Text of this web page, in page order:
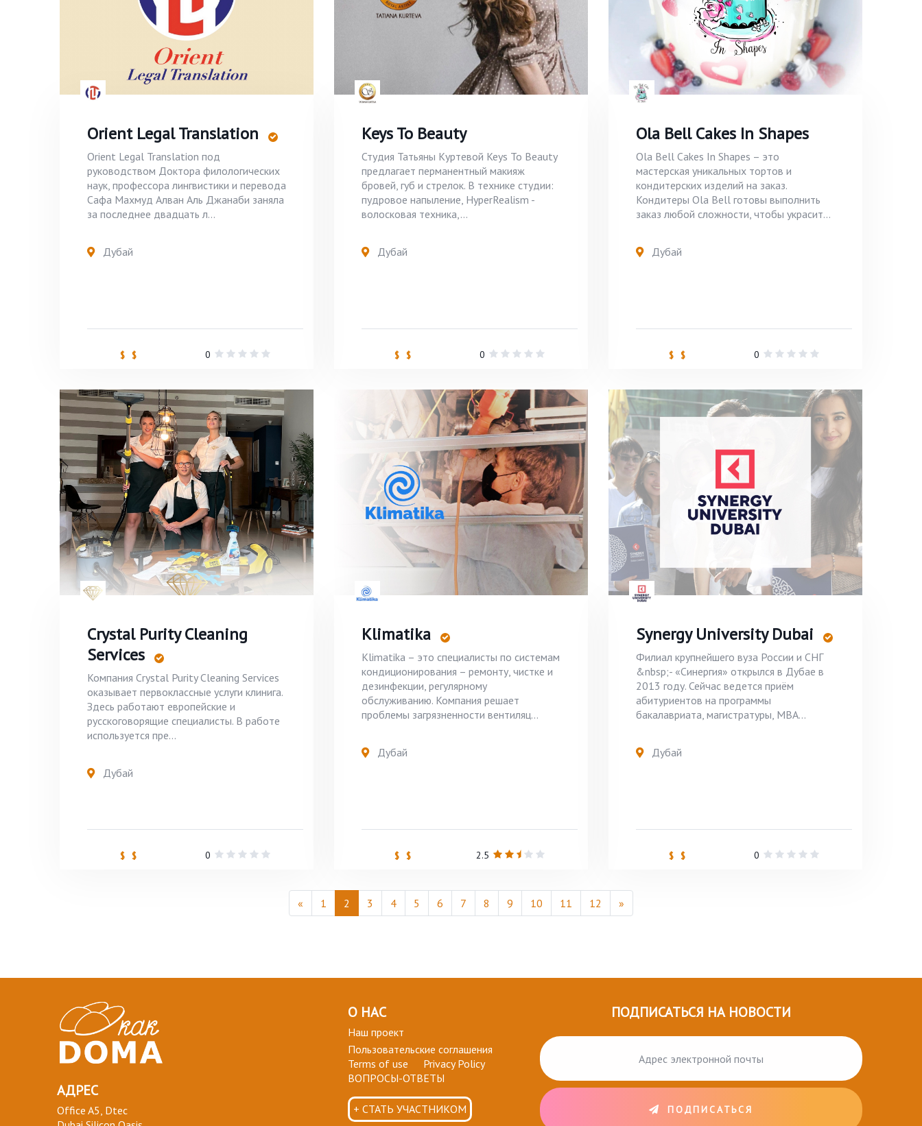
Orient Legal Translation
Orient Legal Translation под
руководством Доктора филологических
наук, профессора лингвистики и перевода
Сафа Махмуд Алван Аль Джанаби заняла
за последнее двадцать л...
Дубай
$ $ 0
Keys To Beauty
Студия Татьяны Куртевой Keys To Beauty
предлагает перманентный макияж
бровей, губ и стрелок. В технике студии:
пудровое напыление, HyperRealism -
волосковая техника,...
Дубай
$ $ 0
Ola Bell Cakes In Shapes
Ola Bell Cakes In Shapes – это
мастерская уникальных тортов и
кондитерских изделий на заказ.
Кондитеры Ola Bell готовы выполнить
заказ любой сложности, чтобы украсит...
Дубай
$ $ 0
Crystal Purity Cleaning
Services
Компания Crystal Purity Cleaning Services
оказывает первоклассные услуги клинига.
Здесь работают европейские и
русскоговорящие специалисты. В работе
используется пре...
Дубай
$ $ 0
Klimatika
Klimatika – это специалисты по системам
кондиционирования – ремонту, чистке и
дезинфекции, регулярному
обслуживанию. Компания решает
проблемы загрязненности вентиляц...
Дубай
$ $ 2.5
Synergy University Dubai
Филиал крупнейшего вуза России и СНГ
&nbsp;- «Синергия» открылся в Дубае в
2013 году. Сейчас ведется приём
абитуриентов на программы
бакалавриата, магистратуры, MBA...
Дубай
$ $ 0
« 1 2 3 4 5 6 7 8 9 10 11 12 »
АДРЕС
Office A5, Dtec
О НАС
Наш проект
Пользовательские соглашения
Terms of use
Privacy Policy
ВОПРОСЫ-ОТВЕТЫ
+ СТАТЬ УЧАСТНИКОМ
ПОДПИСАТЬСЯ НА НОВОСТИ
ПОДПИСАТЬСЯ